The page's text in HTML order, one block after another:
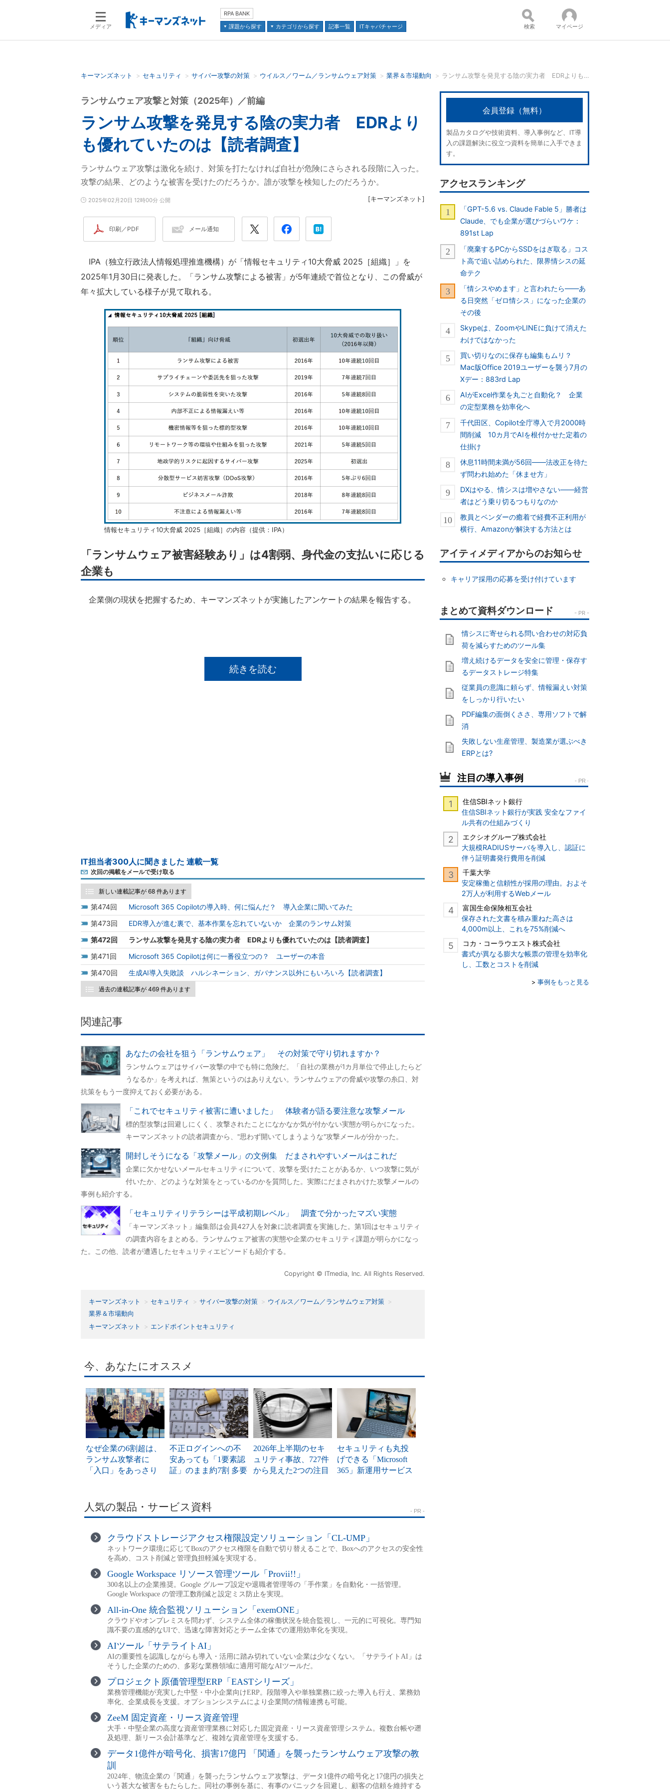
メディア
RPA BANK
課題から探す
カテゴリから探す 記事一覧 ITキャパチャージ
検索語を入力してください コンテンツ：
並び順：
検索 マイページ
キーマンズネット セキュリティ サイバー攻撃の対策 ウイルス／ワーム／ランサムウェア対策 業界＆市場動向 ランサム攻撃を発見する陰の実力者 EDRよりも優れていたのは【読者調査】：ランサムウェア攻撃と対策（2025年）／前編
ランサム攻撃を発見する陰の実力者 EDRより
も優れていたのは【読者調査】
ランサムウェア攻撃と対策（2025年）／前編
ランサムウェア攻撃は激化を続け、対策を打たなければ自社が危険にさらされる段階に入った。
攻撃の結果、どのような被害を受けたのだろうか。誰が攻撃を検知したのだろうか。
2025年02月20日 12時00分 公開 [キーマンズネット ]
印刷／PDF メール通知
IPA（独立行政法人情報処理推進機構）が「情報セキュリティ10大脅威 2025［組織］」を
2025年1月30日に発表した。「ランサム攻撃による被害」が5年連続で首位となり、この脅威が
年々拡大している様子が見て取れる。
情報セキュリティ10大脅威 2025［組織］の内容（提供：IPA）
「ランサムウェア被害経験あり」は4割弱、身代金の支払いに応じる
企業も
企業側の現状を把握するため、キーマンズネットが実施したアンケートの結果を報告する。
続きを読む
IT担当者300人に聞きました 連載一覧
次回の掲載をメールで受け取る
新しい連載記事が 68 件あります
474
Microsoft 365 Copilotの導入時、何に悩んだ？ 導入企業に聞いてみた
473
EDR導入が進む裏で、基本作業を忘れていないか 企業のランサム対策
472
ランサム攻撃を発見する陰の実力者 EDRよりも優れていたのは【読者調査】
471
Microsoft 365 Copilotは何に一番役立つの？ ユーザーの本音
470
生成AI導入失敗談 ハルシネーション、ガバナンス以外にもいろいろ【読者調査】
過去の連載記事が 469 件あります
関連記事
あなたの会社を狙う「ランサムウェア」 その対策で守り切れますか？
ランサムウェアはサイバー攻撃の中でも特に危険だ。「自社の業務が1カ月単位で停止したらど
うなるか」を考えれば、無策というのはありえない。ランサムウェアの脅威や攻撃の糸口、対
抗策をもう一度抑えておく必要がある。
「これでセキュリティ被害に遭いました」 体験者が語る要注意な攻撃メール
標的型攻撃は回避しにくく、攻撃されたことになかなか気が付かない実態が明らかになった。
キーマンズネットの読者調査から、"思わず開いてしまうような"攻撃メールが分かった。
開封しそうになる「攻撃メール」の文例集 だまされやすいメールはこれだ
企業に欠かせないメールセキュリティについて、攻撃を受けたことがあるか、いつ攻撃に気が
付いたか、どのような対策をとっているのかを質問した。実際にだまされかけた攻撃メールの
事例も紹介する。
「セキュリティリテラシーは平成初期レベル」 調査で分かったマズい実態
「キーマンズネット」編集部は会員427人を対象に読者調査を実施した。第1回はセキュリティ
の調査内容をまとめる。ランサムウェア被害の実態や企業のセキュリティ課題が明らかになっ
た。この他、読者が遭遇したセキュリティエピソードも紹介する。
Copyright © ITmedia, Inc. All Rights Reserved.
キーマンズネット セキュリティ サイバー攻撃の対策
ウイルス／ワーム／ランサムウェア対策
業界＆市場動向
キーマンズネット
エンドポイントセキュリティ
会員登録（無料）
製品カタログや技術資料、導入事例など、IT導
入の課題解決に役立つ資料を簡単に入手できま
す。
アクセスランキング
「GPT-5.6 vs. Claude Fable 5」勝者は
Claude、でも企業が選びづらいワケ：
891st Lap
「廃棄するPCからSSDをはぎ取る」コス
ト高で追い詰められた、限界情シスの延
命テク
「情シスやめます」と言われたら――あ
る日突然「ゼロ情シス」になった企業の
その後
Skypeは、ZoomやLINEに負けて消えた
わけではなかった
買い切りなのに保存も編集もムリ？
Mac版Office 2019ユーザーを襲う7月の
Xデー：883rd Lap
AIがExcel作業を丸ごと自動化？ 企業
の定型業務を効率化へ
千代田区、Copilot全庁導入で月2000時
間削減 10カ月でAIを根付かせた定着の
仕掛け
休息11時間未満が56回――法改正を待た
ず問われ始めた「休ませ方」
DXはやる、情シスは増やさない――経営
者はどう乗り切るつもりなのか
教員とベンダーの癒着で経費不正利用が
横行、Amazonが解決する方法とは
アイティメディアからのお知らせ
キャリア採用の応募を受け付けています
情シスに寄せられる問い合わせの対応負
荷を減らすためのツール集
増え続けるデータを安全に管理・保存す
るデータストレージ特集
従業員の意識に頼らず、情報漏えい対策
をしっかり行いたい
PDF編集の面倒くささ、専用ソフトで解
消
失敗しない生産管理、製造業が選ぶべき
ERPとは?